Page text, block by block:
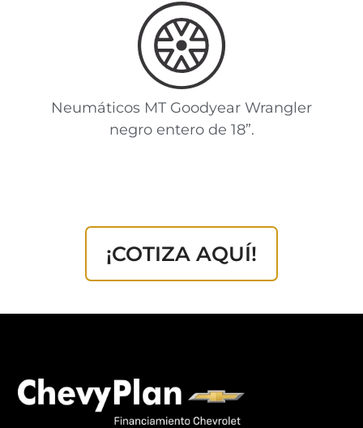
Neumáticos MT Goodyear Wrangler
negro entero de 18”.
¡COTIZA AQUÍ!